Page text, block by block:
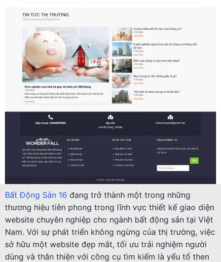
Bất Động Sản 16 đang trở thành một trong những
thương hiệu tiên phong trong lĩnh vực thiết kế giao diện
website chuyên nghiệp cho ngành bất động sản tại Việt
Nam. Với sự phát triển không ngừng của thị trường, việc
sở hữu một website đẹp mắt, tối ưu trải nghiệm người
dùng và thân thiện với công cụ tìm kiếm là yếu tố then